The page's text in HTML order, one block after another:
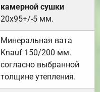
камерной сушки
20х95+/-5 мм.
Минеральная вата
Knauf 150/200 мм.
согласно выбранной
толщине утепления.